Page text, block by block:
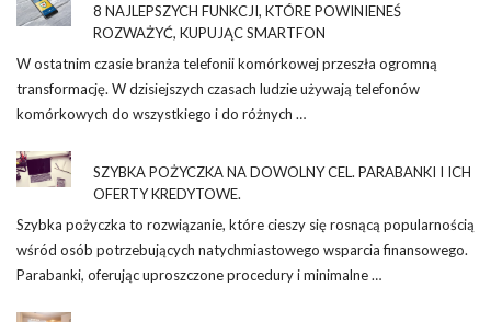
8 NAJLEPSZYCH FUNKCJI, KTÓRE POWINIENEŚ
ROZWAŻYĆ, KUPUJĄC SMARTFON
W ostatnim czasie branża telefonii komórkowej przeszła ogromną
transformację. W dzisiejszych czasach ludzie używają telefonów
komórkowych do wszystkiego i do różnych …
SZYBKA POŻYCZKA NA DOWOLNY CEL. PARABANKI I ICH
OFERTY KREDYTOWE.
Szybka pożyczka to rozwiązanie, które cieszy się rosnącą popularnością
wśród osób potrzebujących natychmiastowego wsparcia finansowego.
Parabanki, oferując uproszczone procedury i minimalne …